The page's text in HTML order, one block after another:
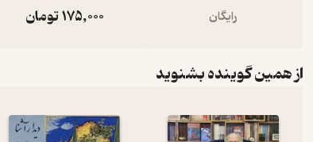
رایگان 175,000تومان
از همین گوینده بشنوید